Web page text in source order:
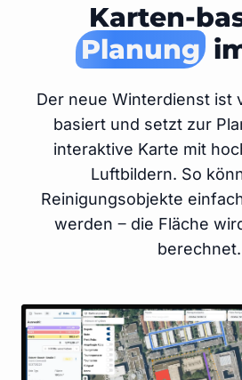
Karten-
Planung
Der neue Winterdienst ist
basiert und setzt zur
interaktive Karte mit
Luftbildern. So
Reinigungsobjekte
werden ‒ die Fläche
berechnet.